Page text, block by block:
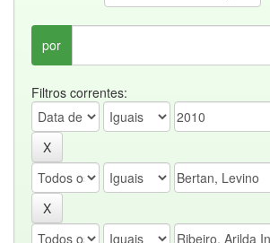
por
Filtros correntes: